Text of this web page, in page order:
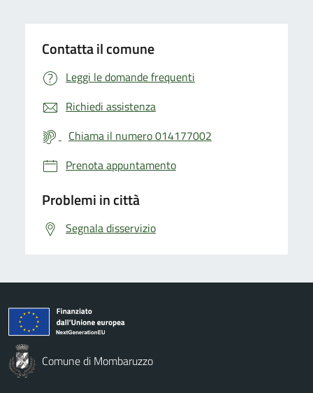
Contatta il comune
Leggi le domande frequenti
Richiedi assistenza
Chiama il numero 014177002
Prenota appuntamento
Problemi in città
Segnala disservizio
Comune di Mombaruzzo